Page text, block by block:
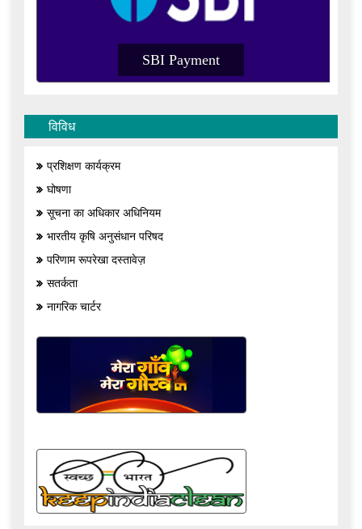
SBI Payment
विविध
प्रशिक्षण कार्यक्रम
घोषणा
सूचना का अधिकार अधिनियम
भारतीय कृषि अनुसंधान परिषद
परिणाम रूपरेखा दस्तावेज़
सतर्कता
नागरिक चार्टर